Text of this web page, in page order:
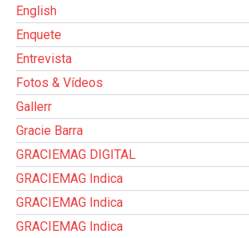
English
Enquete
Entrevista
Fotos & Vídeos
Gallerr
Gracie Barra
GRACIEMAG DIGITAL
GRACIEMAG Indica
GRACIEMAG Indica
GRACIEMAG Indica